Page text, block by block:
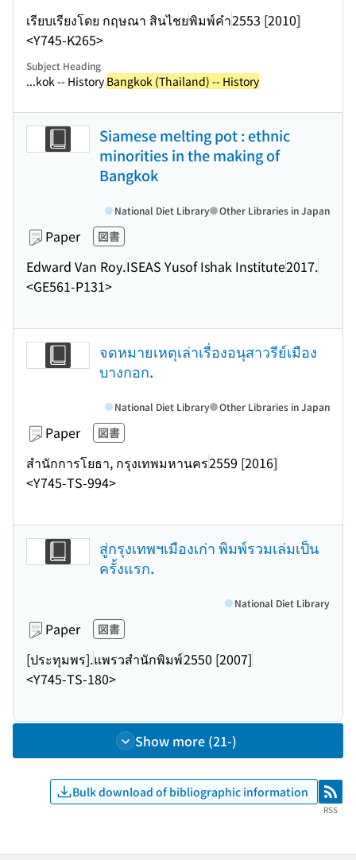
เรียบเรียงโดย กฤษณา สินไชยพิมพ์คำ2553 [2010]
<Y745-K265>
Subject Heading
...kok -- History Bangkok (Thailand) -- History
Siamese melting pot : ethnic
minorities in the making of
Bangkok
Paper 図書
Edward Van Roy.ISEAS Yusof Ishak Institute2017.
<GE561-P131>
National Diet Library Other Libraries in Japan
จดหมายเหตุเล่าเรื่องอนุสาวรีย์เมือง
บางกอก.
Paper 図書
สำนักการโยธา, กรุงเทพมหานคร2559 [2016]
<Y745-TS-994>
National Diet Library Other Libraries in Japan
สู่กรุงเทพฯเมืองเก่า พิมพ์รวมเล่มเป็น
ครั้งแรก.
Paper 図書
[ประทุมพร].แพรวสำนักพิมพ์2550 [2007]
<Y745-TS-180>
National Diet Library
Show more (21-)
Bulk download of bibliographic information RSS
RSS